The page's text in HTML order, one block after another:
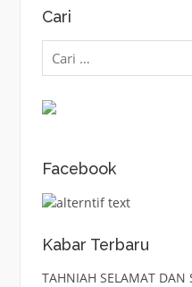
Cari
Cari
untuk:
Facebook
Kabar Terbaru
TAHNIAH SELAMAT DAN